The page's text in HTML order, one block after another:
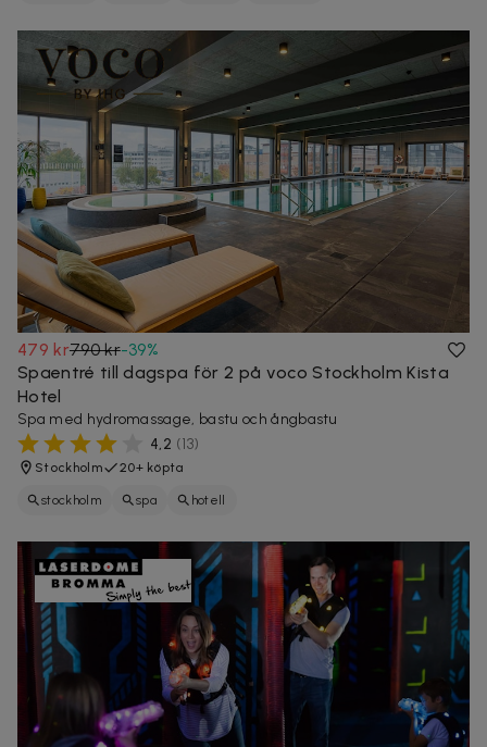
479 kr790 kr-39%
Spaentré till dagspa för 2 på voco Stockholm Kista
Hotel
Spa med hydromassage, bastu och ångbastu
4,2 (13)
Stockholm 20+ köpta
stockholm spa hotell